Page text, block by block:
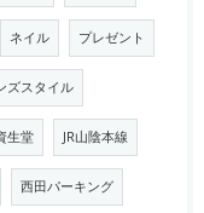
ネイル プレゼント
ズスタイル
生堂 JR山陰本線
西田パーキング